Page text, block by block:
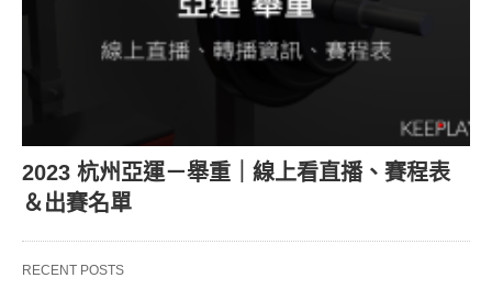
2023 杭州亞運－舉重｜線上看直播、賽程表
＆出賽名單
RECENT POSTS